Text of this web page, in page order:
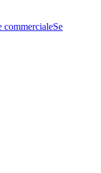
commercialeSe